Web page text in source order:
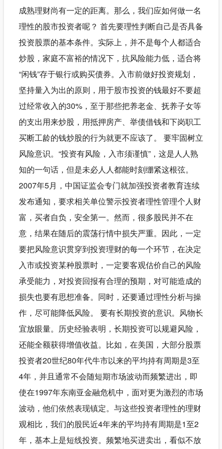
成熟理财尚有一定的距离。那么，我们应如何做一名
理性的股市投资者呢？ 首先要理性判断自己是否具备
投资股票的基本条件。实际上，并不是每个人都适合
炒股，家庭不富裕的情况下，抗风险能力低，适合将
“闲钱”存于银行或购买债券。入市前做好投资规划，
坚持量入为出的原则，用于股市投资的钱最好不要超
过经常收入的30%，至于那些把养老金、抚养子女等
的支出用来炒股，用抵押房产、举债借钱和下岗职工
买断工龄的钱炒股的行为就更不应该了。 要牢固树立
风险意识。“投资有风险，入市须谨慎”，这是人人熟
知的一句话，但是未必人人都能时刻绷紧这根弦。
2007年5月，中国证监会专门就加强投资者教育连续
发布通知，要求相关单位警示投资者理性管理个人财
富，买者自负，安全第一。然而，很多股民并不在
意，结果在随后的震荡行情中损失严重。因此，一定
要把风险意识贯穿到投资理财的每一个环节，在决定
入市或投资某种股票时，一定要客观估价自己的风险
承受能力，对投资回报有合理的预期，对可能造成的
损失也要有思想准备。同时，还要通过理性分析与操
作，尽可能降低风险。 要有长期投资的意识。风物长
宜放眼量。历史经验表明，长期投资可以规避风险，
还能全额获得增值收益。比如，在美国，大部分股票
投资者20世纪80年代牛市以来的平均持有周期是3至
4年，并且通常不会随短期市场波动而频繁进出，即
使在1997年东南亚金融危机中，面对更为激烈的市场
波动，他们依然表现镇定。与这些投资者理性的理财
观相比，我们的股民近4年来的平均持有周期是1至2
年，基本上是短线投资。频繁地买进卖出，看似不放